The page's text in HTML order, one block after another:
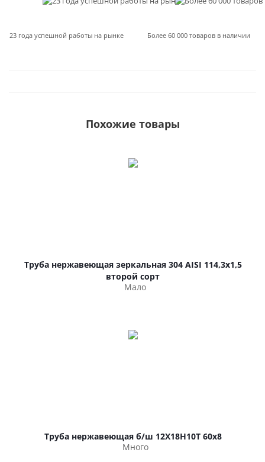
23 года успешной работы на рынке Более 60 000 товаров в наличии
Похожие товары
Труба нержавеющая зеркальная 304 AISI 114,3х1,5
второй сорт
Мало
Труба нержавеющая б/ш 12Х18Н10Т 60х8
Много